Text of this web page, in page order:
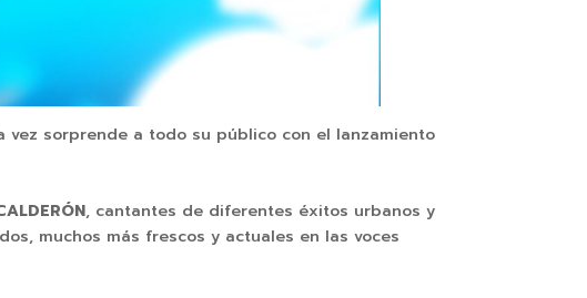
sorprende a todo su público con el lanzamiento
, cantantes de diferentes éxitos urbanos y
muchos más frescos y actuales en las voces